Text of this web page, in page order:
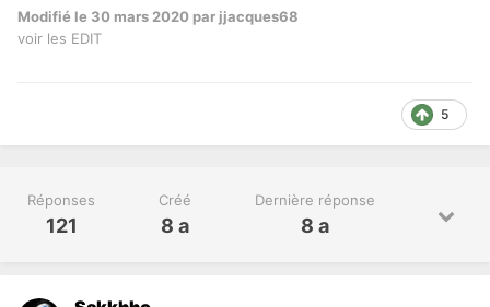
Modifié le 30 mars 2020 par jjacques68
voir les EDIT
5
Réponses
121
Créé
8 a
Dernière réponse
8 a